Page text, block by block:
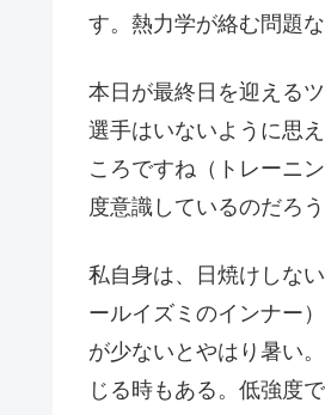
す。熱力学が絡む問題
本日が最終日を迎える
選手はいないように思
ころですね（トレーニ
度意識しているのだろ
私自身は、日焼けしな
ールイズミのインナー
が少ないとやはり暑い
じる時もある。低強度